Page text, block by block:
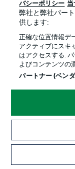
当サイトにつ
©
バシーポリシー 当
弊社と弊社パー
供します:
正確な位置情報デ
アクティブにスキ
はアクセスする.
よびコンテンツの
パートナー (ベン